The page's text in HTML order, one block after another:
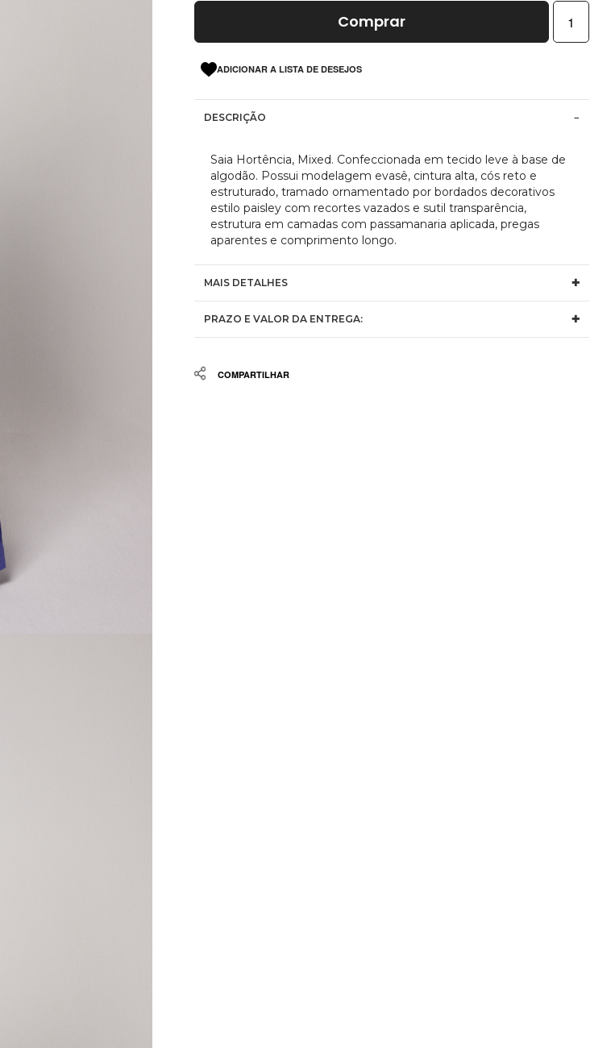
Comprar
ADICIONAR A LISTA DE DESEJOS
DESCRIÇÃO
Saia Hortência, Mixed. Confeccionada em tecido leve à base de
algodão. Possui modelagem evasê, cintura alta, cós reto e
estruturado, tramado ornamentado por bordados decorativos
estilo paisley com recortes vazados e sutil transparência,
estrutura em camadas com passamanaria aplicada, pregas
aparentes e comprimento longo.
MAIS DETALHES
PRAZO E VALOR DA ENTREGA:
Share